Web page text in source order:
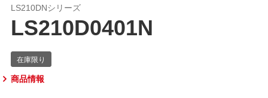
LS210DNシリーズ
LS210D0401N
商品情報